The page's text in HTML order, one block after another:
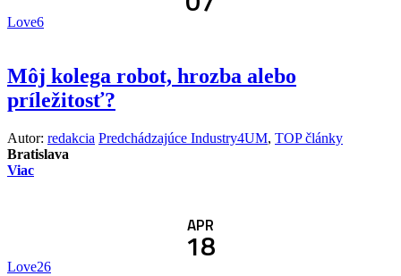
Love6
Môj kolega robot, hrozba alebo
príležitosť?
Autor: redakcia Predchádzajúce Industry4UM, TOP články
Bratislava
Viac
APR
18
Love26